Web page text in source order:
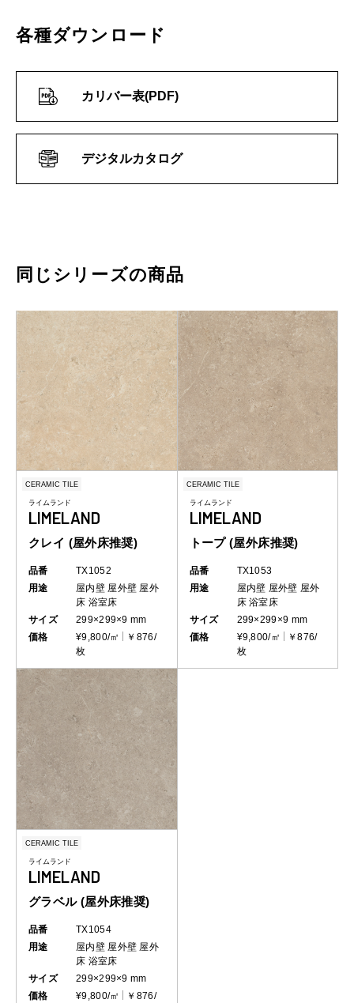
各種ダウンロード
カリバー表(PDF)
デジタルカタログ
同じシリーズの商品
CERAMIC TILE
ライムランド
LIMELAND
クレイ (屋外床推奨)
品番
TX1052
用途
屋内壁 屋外壁 屋外
床 浴室床
サイズ
299×299×9 mm
価格
¥9,800/㎡
￥876/
枚
CERAMIC TILE
ライムランド
LIMELAND
トープ (屋外床推奨)
品番
TX1053
用途
屋内壁 屋外壁 屋外
床 浴室床
サイズ
299×299×9 mm
価格
¥9,800/㎡
￥876/
枚
CERAMIC TILE
ライムランド
LIMELAND
グラベル (屋外床推奨)
品番
TX1054
用途
屋内壁 屋外壁 屋外
床 浴室床
サイズ
299×299×9 mm
価格
¥9,800/㎡
￥876/